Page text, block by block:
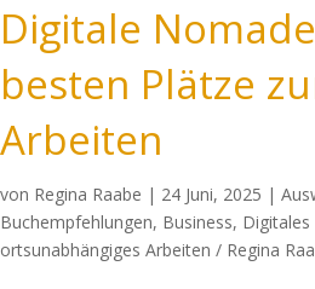
Digitale
besten Plätze
Arbeiten
von Regina Raabe | 24 Juni, 2025 |
Buchempfehlungen, Business,
ortsunabhängiges Arbeiten / Regina